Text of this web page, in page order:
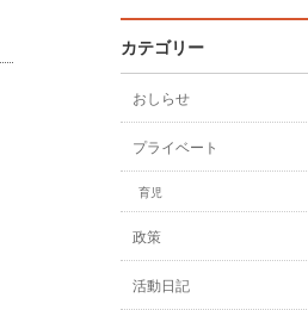
カテゴリー
おしらせ
プライベート
育児
政策
活動日記